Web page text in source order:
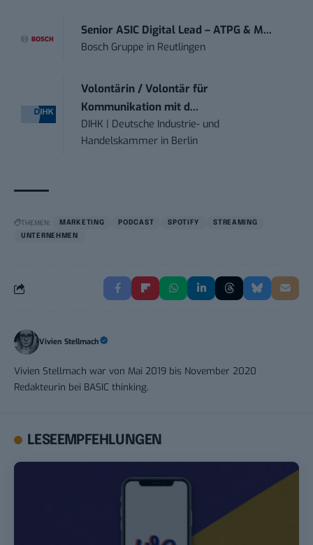
Senior ASIC Digital Lead – ATPG & M...
Bosch Gruppe in Reutlingen
Volontärin / Volontär für
Kommunikation mit d...
DIHK | Deutsche Industrie- und
Handelskammer in Berlin
THEMEN: MARKETING PODCAST SPOTIFY
STREAMING
UNTERNEHMEN
Vivien Stellmach
Vivien Stellmach war von Mai 2019 bis November 2020
Redakteurin bei BASIC thinking.
LESEEMPFEHLUNGEN